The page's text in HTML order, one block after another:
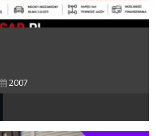
2007